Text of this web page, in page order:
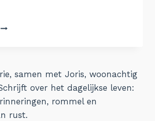
MASTODON
INSTAGRAM?
samen met Joris, woonachtig
over het dagelijkse leven:
rommel en
rust.